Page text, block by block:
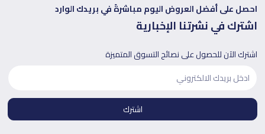
احصل على أفضل العروض اليوم مباشرةً في بريدك الوارد
اشترك في نشرتنا الإخبارية
اشترك الآن للحصول على نصائح التسوق المتميزة